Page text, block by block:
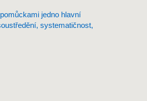
jedno hlavní
systematičnost,